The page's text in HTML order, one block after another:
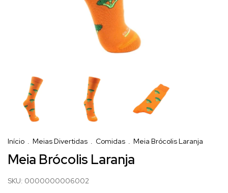
Início . Meias Divertidas . Comidas . Meia Brócolis Laranja
Meia Brócolis Laranja
SKU: 0000000006002